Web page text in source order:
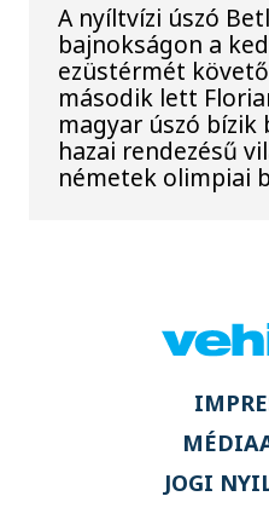
A nyíltvízi úszó
bajnokságon a
ezüstérmét
második lett
magyar úszó bízik
hazai rendezésű
németek olimpiai
JOGI